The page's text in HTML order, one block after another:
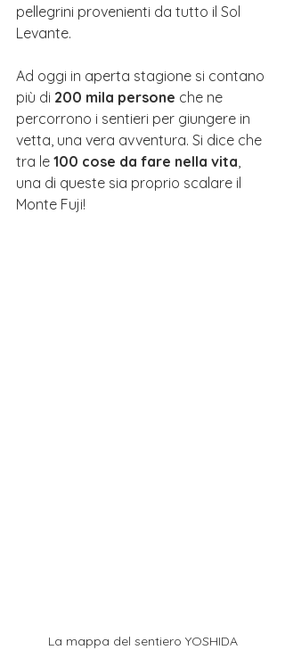
pellegrini provenienti da tutto il Sol
Levante.
Ad oggi in aperta stagione si contano
più di 200 mila persone che ne
percorrono i sentieri per giungere in
vetta, una vera avventura. Si dice che
tra le 100 cose da fare nella vita
una di queste sia proprio scalare il
Monte Fuji!
La mappa del sentiero YOSHIDA